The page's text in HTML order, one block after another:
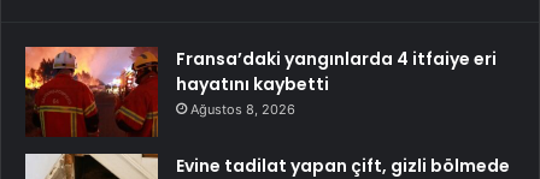
Fransa’daki yangınlarda 4 itfaiye eri
hayatını kaybetti
Ağustos 8, 2026
Evine tadilat yapan çift, gizli bölmede